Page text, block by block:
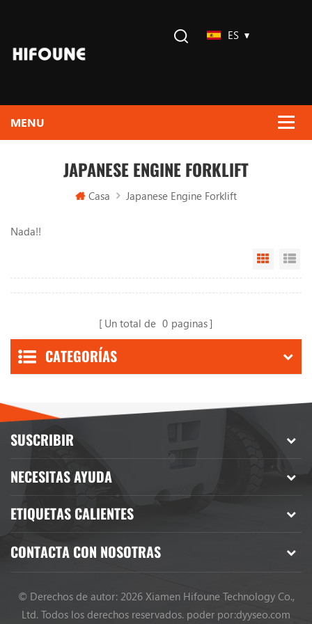
ES
JAPANESE ENGINE FORKLIFT
Casa Japanese Engine Forklift
Nada!!
Grid
Un total de 0 paginas
CATEGORÍAS
SUSCRIBIR
NECESITAS AYUDA
ETIQUETAS CALIENTES
CONTACTA CON NOSOTRAS
© Derechos de autor: 2026 Xiamen Hifoune Technology Co.,
Ltd. Todos los derechos reservados. poder por:dyyseo.com